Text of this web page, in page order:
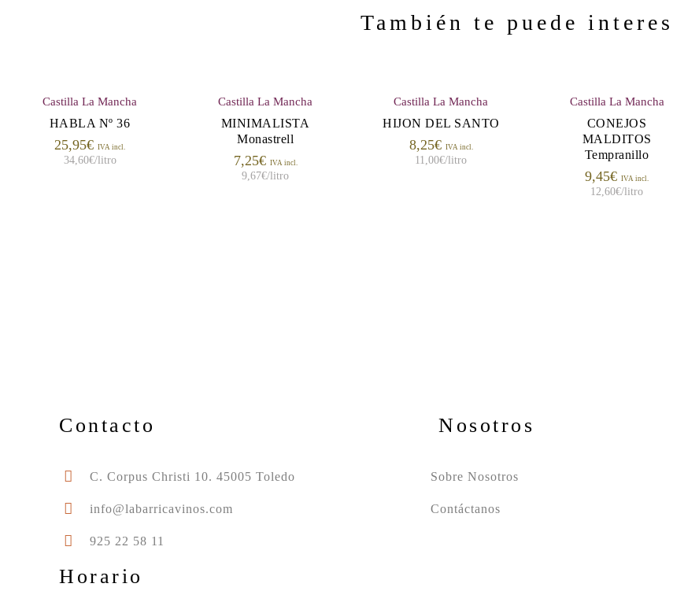
También te puede
Castilla La Mancha
HABLA Nº 36
25,95€ IVA incl.
34,60€/litro
Castilla La Mancha
MINIMALISTA
Monastrell
7,25€ IVA incl.
9,67€/litro
Castilla La Mancha
HIJON DEL SANTO
8,25€ IVA incl.
11,00€/litro
Castilla La Mancha
CONEJOS
MALDITOS
Tempranillo
9,45€ IVA incl.
12,60€/litro
Contacto
C. Corpus Christi 10. 45005 Toledo
info@labarricavinos.com
925 22 58 11
Horario
Nosotros
Sobre Nosotros
Contáctanos